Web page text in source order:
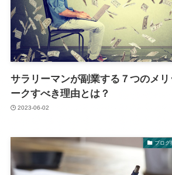
サラリーマンが副業する７つのメ
ークすべき理由とは？
2023-06-02
ブログ